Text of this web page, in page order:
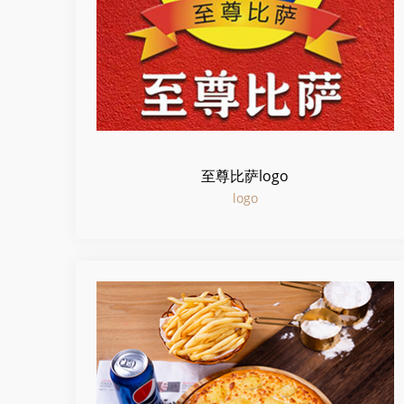
至尊比萨logo
logo